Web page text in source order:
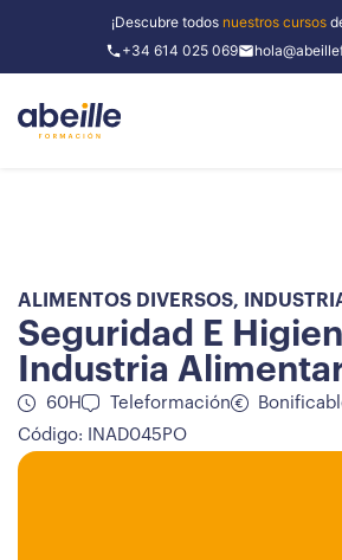
¡Descubre todos nuestros cursos
+34 614 025 069
ALIMENTOS DIVERSOS,
Seguridad E
Industria
60H Teleformación
Código: INAD045PO